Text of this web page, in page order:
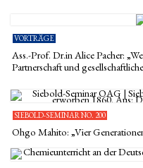
VORTRÄGE
Ass.-Prof. Dr.in Alice Pacher:
Partnerschaft und
SIEBOLD-SEMINAR NO. 200
Ohgo Mahito: „Vier